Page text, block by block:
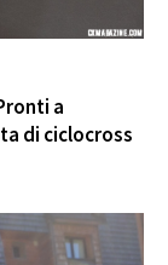
a
di ciclocross